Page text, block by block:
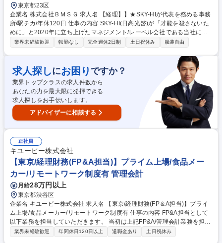
東京都23区
企業名 株式会社ＢＭＳＧ 求人名 【経理】】★SKY-HIが代表を務める事務
所/駅チカ/年休120日 仕事の内容 SKY-HI(日高光啓)が「才能を殺さないた
めに」と2020年に立ち上げたマネジメント/レーベル会社である当社に
て、経理業務全般をお任せします。 ・仕訳、伝票入力（クラウド会計）
算、社会保険手続等 ・税務手続き、消費税・法人税計算 ・予実管理（管
理会計） 募集職種 【経理】】★SKY-HIが代表を務める事務所/駅チカ/年
休120日
業界未経験歓迎 転勤なし 完全週休2日制 土日祝休み 服装自由
求人探しにお困り ですか？
業界トップクラスの求人件数から
あなたの力を最大限に発揮できる
求人探しをお手伝いします。
アドバイザーに相談する
正社員
キユーピー株式会社
【東京/経理財務(FP&A担当)】プライム上場/食品メー
カー/リモートワーク制度有 管理会計
月給28万円以上
東京都渋谷区
企業名 キユーピー株式会社 求人名 【東京/経理財務(FP＆A担当)】プライ
ム上場/食品メーカー/リモートワーク制度有 仕事の内容 FP&A担当として
以下業務を担当していただきます。 当初は上記FP&A/管理会計業務を担当
いただき、状況によっては当社経理財務部門内での異動の可能性もござい
業界未経験歓迎 年間休日120日以上 退職金あり 土日祝休み